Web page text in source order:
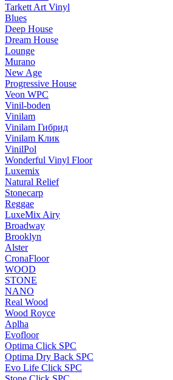
Tarkett Art Vinyl
Blues
Deep House
Dream House
Lounge
Murano
New Age
Progressive House
Veon WPC
Vinil-boden
Vinilam
Vinilam Гибрид
Vinilam Клик
VinilPol
Wonderful Vinyl Floor
Luxemix
Natural Relief
Stonecarp
Reggae
LuxeMix Airy
Broadway
Brooklyn
Alster
CronaFloor
WOOD
STONE
NANO
Real Wood
Wood Royce
Aplha
Evofloor
Optima Click SPC
Optima Dry Back SPC
Evo Life Click SPC